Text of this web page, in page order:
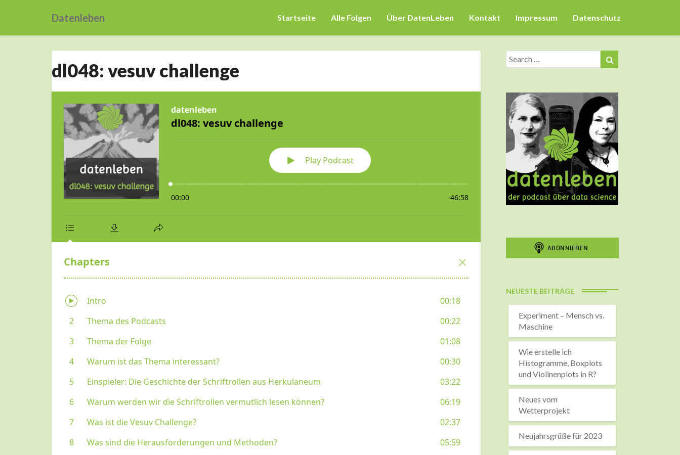
Datenleben Startseite Alle Folgen Über DatenLeben Kontakt Impressum Datenschutz
vesuv
dl048: vesuv challenge
Search
for:
NEUESTE BEITRÄGE
Experiment – Mensch vs.
Maschine
Wie erstelle ich
Histogramme, Boxplots
und Violinenplots in R?
Neues vom
Wetterprojekt
Neujahrsgrüße für 2023